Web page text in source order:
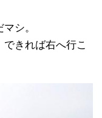
シ。
きれば右へ行こ